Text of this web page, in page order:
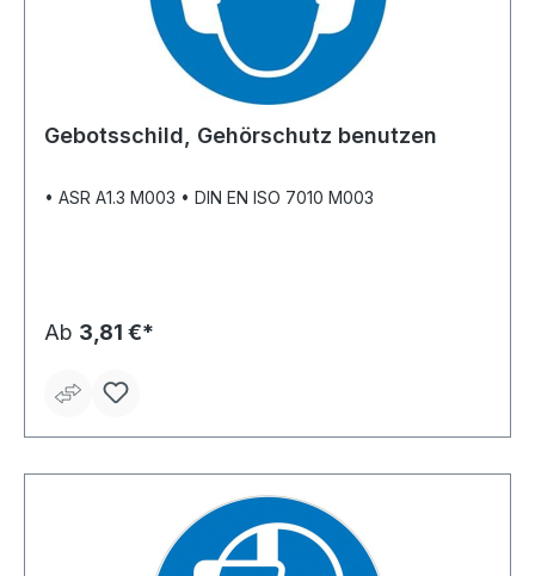
Gebotsschild, Gehörschutz benutzen
• ASR A1.3 M003 • DIN EN ISO 7010 M003
Ab 3,81 €*